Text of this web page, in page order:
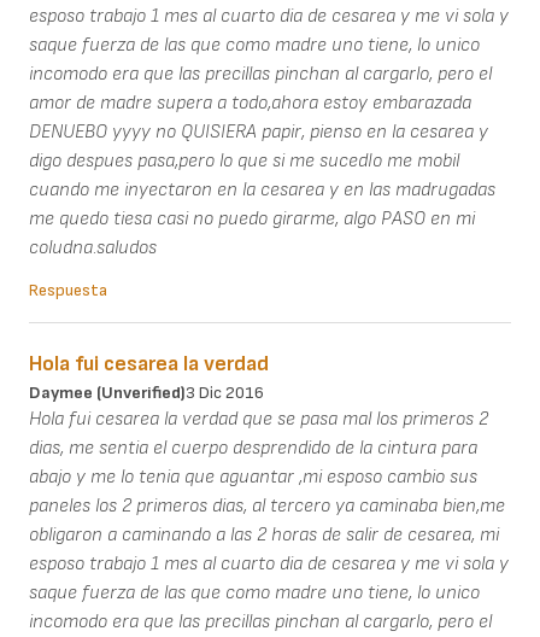
esposo trabajo 1 mes al cuarto dia de cesarea y me vi sola y
saque fuerza de las que como madre uno tiene, lo unico
incomodo era que las precillas pinchan al cargarlo, pero el
amor de madre supera a todo,ahora estoy embarazada
DENUEBO yyyy no QUISIERA papir, pienso en la cesarea y
digo despues pasa,pero lo que si me sucedIo me mobil
cuando me inyectaron en la cesarea y en las madrugadas
me quedo tiesa casi no puedo girarme, algo PASO en mi
coludna.saludos
Respuesta
Hola fui cesarea la verdad
Daymee (unverified)3 Dic 2016
Hola fui cesarea la verdad que se pasa mal los primeros 2
dias, me sentia el cuerpo desprendido de la cintura para
abajo y me lo tenia que aguantar ,mi esposo cambio sus
paneles los 2 primeros dias, al tercero ya caminaba bien,me
obligaron a caminando a las 2 horas de salir de cesarea, mi
esposo trabajo 1 mes al cuarto dia de cesarea y me vi sola y
saque fuerza de las que como madre uno tiene, lo unico
incomodo era que las precillas pinchan al cargarlo, pero el